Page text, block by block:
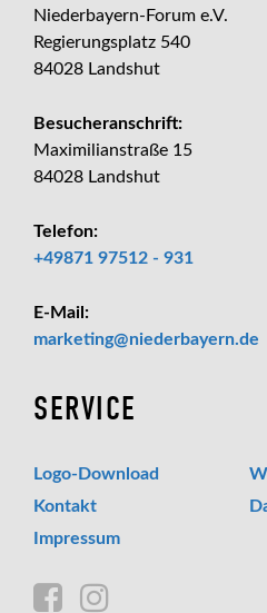
Niederbayern-Forum e.V.
Regierungsplatz 540
84028 Landshut
Besucheranschrift:
Maximilianstraße 15
84028 Landshut
Telefon:
+49871 97512 - 931
E-Mail:
marketing
_at_
niederbayern.de
SERVICE
Logo-Download
Kontakt
Impressum